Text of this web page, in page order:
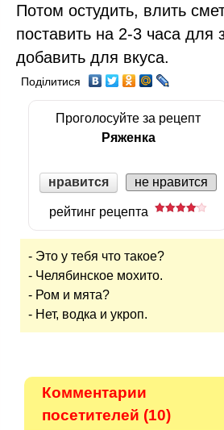
Потом остудить, влить
поставить на 2-3 часа для
добавить для вкуса.
Поділитися
Проголосуйте за рецепт
Ряженка
нравится не нравится
рейтинг рецепта
- Это у тебя что такое?
- Челябинское мохито.
- Ром и мята?
- Нет, водка и укроп.
Комментарии
посетителей (10)